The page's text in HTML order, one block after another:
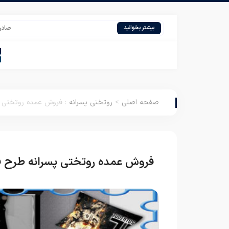
بیشتر بخوانید صادرات
صفحه اصلی > روتختی پسرانه : فروش عمده روتختی
فروش عمده روتختی پسرانه طرح